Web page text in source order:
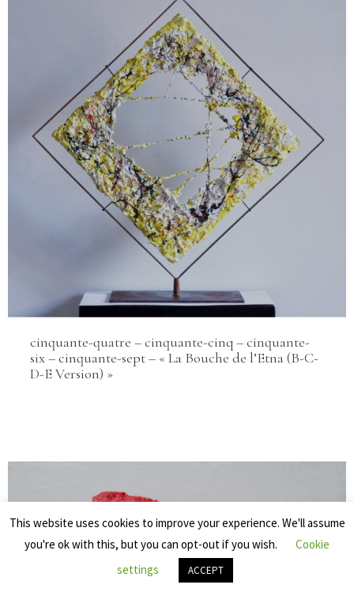
cinquante-quatre – cinquante-cinq – cinquante-
six – cinquante-sept – « La Bouche de l’Etna (B-C-
D-E Version) »
This website uses cookies to improve your experience. We'll assume
you're ok with this, but you can opt-out if you wish.
Cookie
settings
ACCEPT